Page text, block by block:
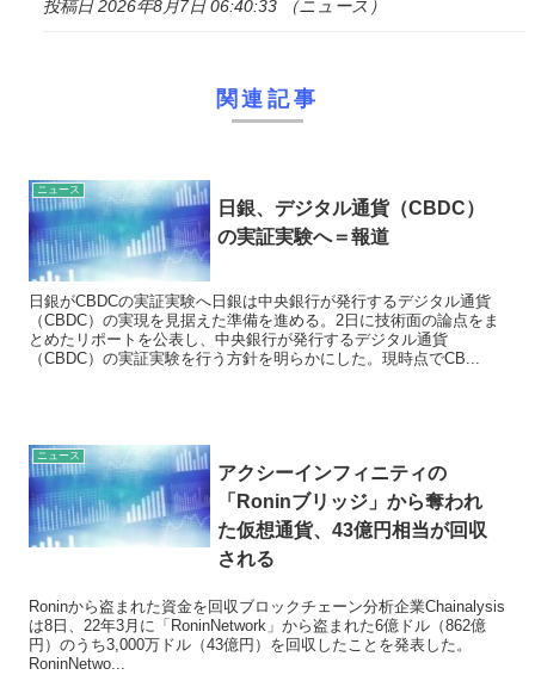
投稿日 2026年8月7日 06:40:33 （ニュース）
関連記事
ニュース
日銀、デジタル通貨（CBDC）
の実証実験へ＝報道
日銀がCBDCの実証実験へ日銀は中央銀行が発行するデジタル通貨
（CBDC）の実現を見据えた準備を進める。2日に技術面の論点をま
とめたリポートを公表し、中央銀行が発行するデジタル通貨
（CBDC）の実証実験を行う方針を明らかにした。現時点でCB...
ニュース
アクシーインフィニティの
「Roninブリッジ」から奪われ
た仮想通貨、43億円相当が回収
される
Roninから盗まれた資金を回収ブロックチェーン分析企業Chainalysis
は8日、22年3月に「RoninNetwork」から盗まれた6億ドル（862億
円）のうち3,000万ドル（43億円）を回収したことを発表した。
RoninNetwo...